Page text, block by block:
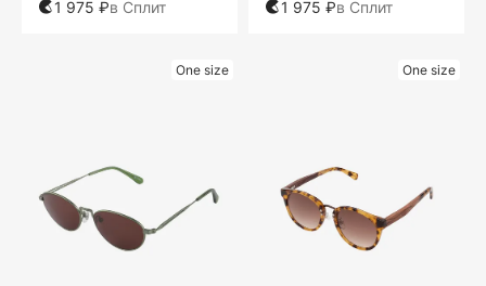
1 975 ₽в Сплит
1 975 ₽в Сплит
One size One size